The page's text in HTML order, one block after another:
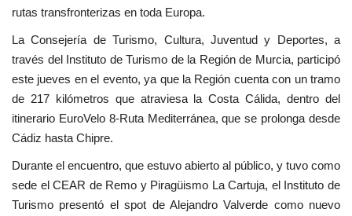
rutas transfronterizas en toda Europa.
La Consejería de Turismo, Cultura, Juventud y Deportes, a
través del Instituto de Turismo de la Región de Murcia, participó
este jueves en el evento, ya que la Región cuenta con un tramo
de 217 kilómetros que atraviesa la Costa Cálida, dentro del
itinerario EuroVelo 8-Ruta Mediterránea, que se prolonga desde
Cádiz hasta Chipre.
Durante el encuentro, que estuvo abierto al público, y tuvo como
sede el CEAR de Remo y Piragüismo La Cartuja, el Instituto de
Turismo presentó el spot de Alejandro Valverde como nuevo